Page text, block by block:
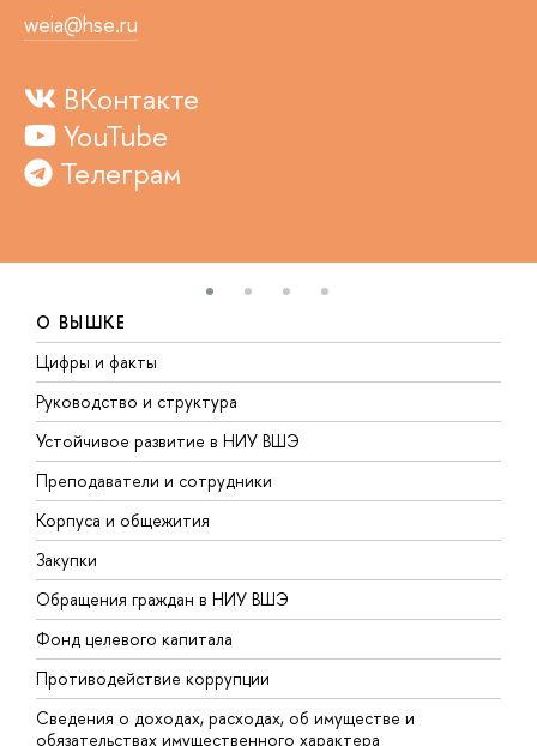
weia@hse.ru
ВКонтакте
YouTube
Телеграм
О ВЫШКЕ
Цифры и факты
Руководство и структура
Устойчивое развитие в НИУ ВШЭ
Преподаватели и сотрудники
Корпуса и общежития
Закупки
Обращения граждан в НИУ ВШЭ
Фонд целевого капитала
Противодействие коррупции
Сведения о доходах, расходах, об имуществе и
обязательствах имущественного характера